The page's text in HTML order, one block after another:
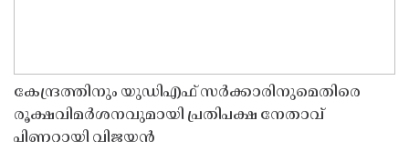
കേന്ദ്രത്തിനും യുഡിഎഫ് സർക്കാരിനുമെതിരെ
രൂക്ഷവിമർശനവുമായി പ്രതിപക്ഷ നേതാവ്
പിണറായി വിജയൻ